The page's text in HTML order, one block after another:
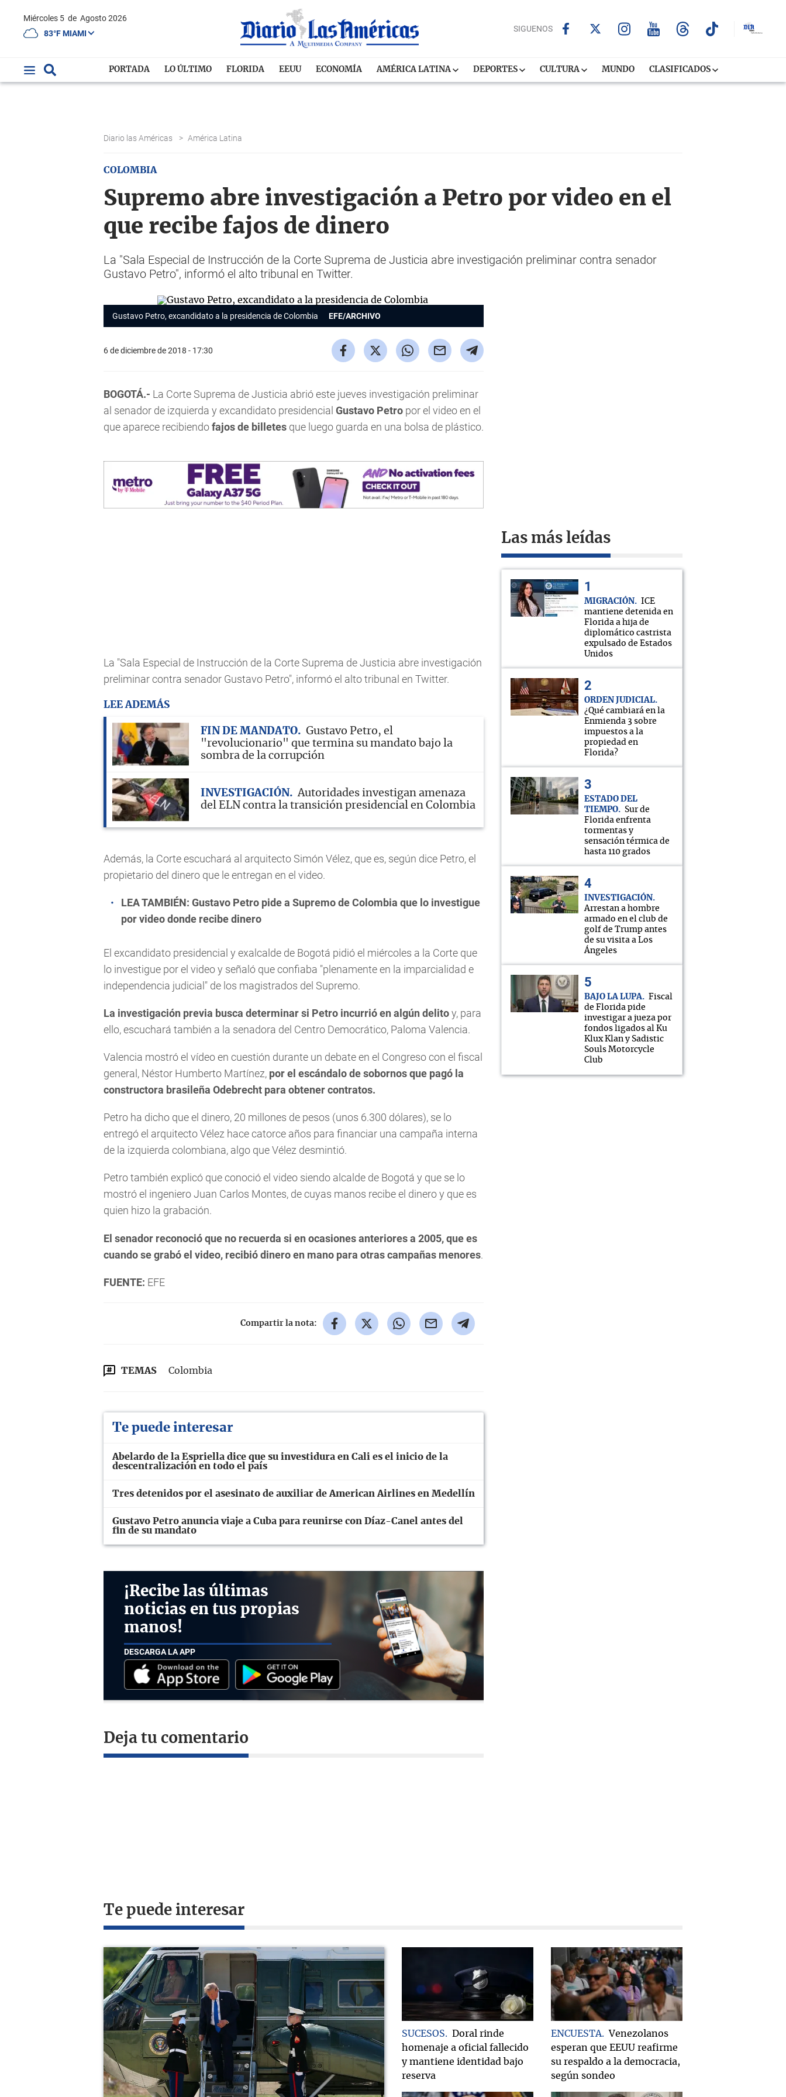
Miércoles 5 de Agosto 2026
83°F MIAMI
SIGUENOS
PORTADA LO ÚLTIMO FLORIDA EEUU ECONOMÍA AMÉRICA LATINA DEPORTES CULTURA MUNDO CLASIFICADOS
Diario las Américas > América Latina
COLOMBIA
Supremo abre investigación a Petro por video en el
que recibe fajos de dinero
La "Sala Especial de Instrucción de la Corte Suprema de Justicia abre investigación preliminar contra senador
Gustavo Petro", informó el alto tribunal en Twitter.
Gustavo Petro, excandidato a la presidencia de Colombia EFE/ARCHIVO
6 de diciembre de 2018 - 17:30
BOGOTÁ.- La Corte Suprema de Justicia abrió este jueves investigación preliminar
al senador de izquierda y excandidato presidencial Gustavo Petro por el video en el
que aparece recibiendofajos de billetes que luego guarda en una bolsa de plástico.
La "Sala Especial de Instrucción de la Corte Suprema de Justicia abre investigación
preliminar contra senador Gustavo Petro", informó el alto tribunal en Twitter.
LEE ADEMÁS
FIN DE MANDATO
Gustavo Petro, el
"revolucionario" que termina su mandato bajo la
sombra de la corrupción
INVESTIGACIÓN
Autoridades investigan amenaza
del ELN contra la transición presidencial en Colombia
Además, la Corte escuchará al arquitecto Simón Vélez, que es, según dice Petro, el
propietario del dinero que le entregan en el video.
LEA TAMBIÉN: Gustavo Petro pide a Supremo de Colombia que lo investigue
por video donde recibe dinero
El excandidato presidencial y exalcalde de Bogotá pidió el miércoles a la Corte que
lo investigue por el video y señaló que confiaba "plenamente en la imparcialidad e
independencia judicial" de los magistrados del Supremo.
La investigación previa busca determinar si Petro incurrió en algún delitoy, para
ello, escuchará también a la senadora del Centro Democrático, Paloma Valencia.
Valencia mostró el vídeo en cuestión durante un debate en el Congreso con el fiscal
general, Néstor Humberto Martínez, por el escándalo de sobornos que pagó la
constructora brasileña Odebrecht para obtener contratos.
Petro ha dicho que el dinero, 20 millones de pesos (unos 6.300 dólares), se lo
entregó el arquitecto Vélez hace catorce años para financiar una campaña interna
de la izquierda colombiana, algo que Vélez desmintió.
Petro también explicó que conoció el video siendo alcalde de Bogotá y que se lo
mostró el ingeniero Juan Carlos Montes, de cuyas manos recibe el dinero y que es
quien hizo la grabación.
El senador reconoció que no recuerda si en ocasiones anteriores a 2005, que es
cuando se grabó el video, recibió dinero en mano para otras campañas menores.
FUENTE: EFE
Compartir la nota:
TEMAS Colombia
Te puede interesar
Abelardo de la Espriella dice que su investidura en Cali es el inicio de la
descentralización en todo el país
Tres detenidos por el asesinato de auxiliar de American Airlines en Medellín
Gustavo Petro anuncia viaje a Cuba para reunirse con Díaz-Canel antes del
fin de su mandato
¡Recibe las últimas
noticias en tus propias
manos!
DESCARGA LA APP
Deja tu comentario
Las más leídas
MIGRACIÓN
ICE
mantiene detenida en
Florida a hija de
diplomático castrista
expulsado de Estados
Unidos
ORDEN JUDICIAL
¿Qué cambiará en la
Enmienda 3 sobre
impuestos a la
propiedad en
Florida?
ESTADO DEL
TIEMPO
Sur de
Florida enfrenta
tormentas y
sensación térmica de
hasta 110 grados
INVESTIGACIÓN
Arrestan a hombre
armado en el club de
golf de Trump antes
de su visita a Los
Ángeles
BAJO LA LUPA
Fiscal
de Florida pide
investigar a jueza por
fondos ligados al Ku
Klux Klan y Sadistic
Souls Motorcycle
Club
Te puede interesar
SUCESOS
Doral rinde
homenaje a oficial fallecido
y mantiene identidad bajo
reserva
ENCUESTA
Venezolanos
esperan que EEUU reafirme
su respaldo a la democracia,
según sondeo